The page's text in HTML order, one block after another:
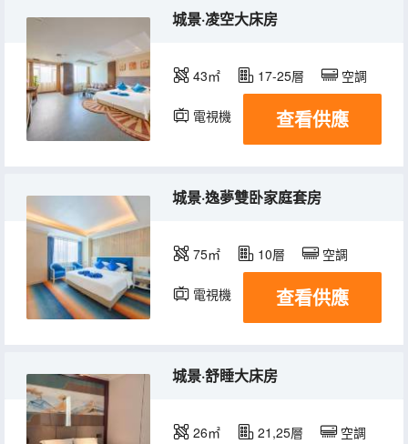
城景·凌空大床房
43㎡ 17-25層 空調
電視機 查看供應
城景·逸夢雙卧家庭套房
75㎡ 10層 空調
電視機 查看供應
城景·舒睡大床房
26㎡ 21,25層 空調